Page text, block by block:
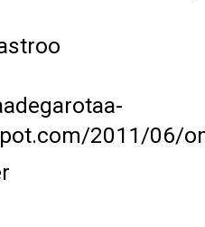
2011/06/